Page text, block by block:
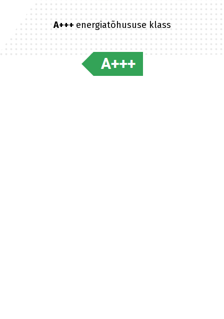
A+++energiatõhususe klass